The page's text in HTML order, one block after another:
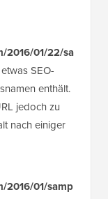
2016/01/22/sa
SEO-
enthält.
jedoch zu
nach einiger
2016/01/samp